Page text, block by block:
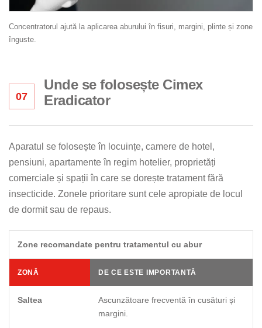
Concentratorul ajută la aplicarea aburului în fisuri, margini, plinte și zone
înguste.
07
Unde se folosește Cimex
Eradicator
Aparatul se folosește în locuințe, camere de hotel,
pensiuni, apartamente în regim hotelier, proprietăți
comerciale și spații în care se dorește tratament fără
insecticide. Zonele prioritare sunt cele apropiate de locul
de dormit sau de repaus.
Zone recomandate pentru tratamentul cu abur
ZONĂ DE CE ESTE IMPORTANTĂ
Saltea
Ascunzătoare frecventă în cusături și
margini.